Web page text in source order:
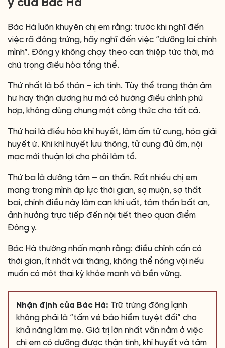
y của Bác Hà
Bác Hà luôn khuyên chị em rằng: trước khi nghĩ đến
việc rã đông trứng, hãy nghĩ đến việc “dưỡng lại chính
mình”. Đông y không chạy theo can thiệp tức thời, mà
chú trọng điều hòa tổng thể.
Thứ nhất là bổ thận – ích tinh. Tùy thể trạng thận âm
hư hay thận dương hư mà có hướng điều chỉnh phù
hợp, không dùng chung một công thức cho tất cả.
Thứ hai là điều hòa khí huyết, làm ấm tử cung, hóa giải
huyết ứ. Khi khí huyết lưu thông, tử cung đủ ấm, nội
mạc mới thuận lợi cho phôi làm tổ.
Thứ ba là dưỡng tâm – an thần. Rất nhiều chị em
mang trong mình áp lực thời gian, sợ muộn, sợ thất
bại, chính điều này làm can khí uất, tâm thần bất an,
ảnh hưởng trực tiếp đến nội tiết theo quan điểm
Đông y.
Bác Hà thường nhấn mạnh rằng: điều chỉnh cần có
thời gian, ít nhất vài tháng, không thể nóng vội nếu
muốn có một thai kỳ khỏe mạnh và bền vững.
Nhận định của Bác Hà: Trữ trứng đông lạnh
không phải là “tấm vé bảo hiểm tuyệt đối” cho
khả năng làm mẹ. Giá trị lớn nhất vẫn nằm ở việc
chị em có dưỡng được thận tinh, khí huyết và tâm